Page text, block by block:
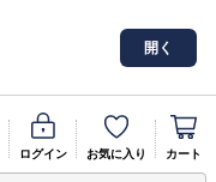
開く
ログイン お気に入り カート